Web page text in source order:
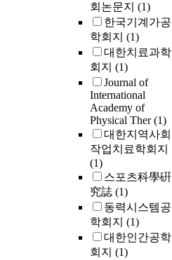
회논문지 (1)
한국기계가공
학회지 (1)
대한치료과학
회지 (1)
Journal of
International
Academy of
Physical Ther(1)
대한지역사회
작업치료학회지
(1)
스포츠科學硏
究誌 (1)
동력시스템공
학회지 (1)
대한인간공학
회지 (1)